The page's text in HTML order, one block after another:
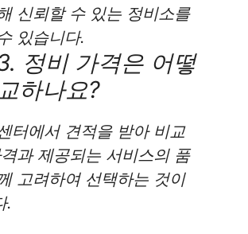
신뢰할 수 있는 정비소를
있습니다.
정비 가격은 어떻
하나요?
터에서 견적을 받아 비교
과 제공되는 서비스의 품
고려하여 선택하는 것이
.